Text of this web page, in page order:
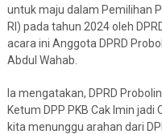
untuk maju dalam Pemilihan
RI) pada tahun 2024 oleh
acara ini Anggota DPRD
Abdul Wahab.
Ia mengatakan, DPRD
Ketum DPP PKB Cak Imin jadi
kita menunggu arahan dari